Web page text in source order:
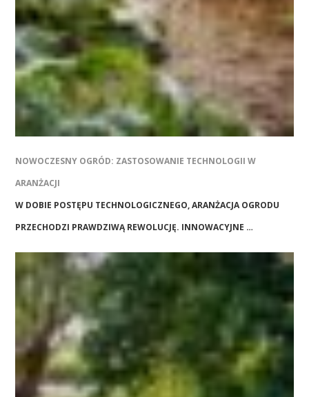
NOWOCZESNY OGRÓD: ZASTOSOWANIE TECHNOLOGII W
ARANŻACJI
W DOBIE POSTĘPU TECHNOLOGICZNEGO, ARANŻACJA OGRODU
PRZECHODZI PRAWDZIWĄ REWOLUCJĘ. INNOWACYJNE …